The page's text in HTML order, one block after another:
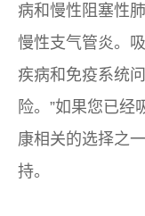
病和慢性阻塞性
慢性支气管炎。
疾病和免疫系统
险。”如果您已
康相关的选择之
持。